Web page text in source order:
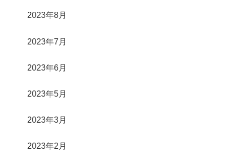
2023年8月
2023年7月
2023年6月
2023年5月
2023年3月
2023年2月